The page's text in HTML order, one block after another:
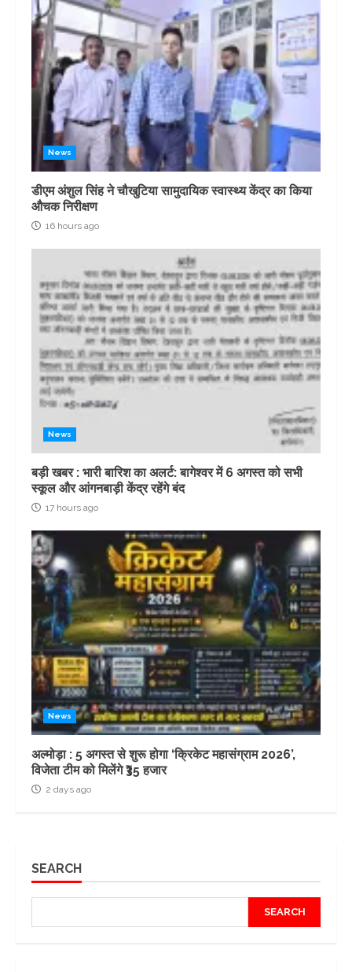
News
डीएम अंशुल सिंह ने चौखुटिया सामुदायिक स्वास्थ्य केंद्र का किया
औचक निरीक्षण
16 hours ago
News
बड़ी खबर : भारी बारिश का अलर्ट: बागेश्वर में 6 अगस्त को सभी
स्कूल और आंगनबाड़ी केंद्र रहेंगे बंद
17 hours ago
News
अल्मोड़ा : 5 अगस्त से शुरू होगा ‘क्रिकेट महासंग्राम 2026’,
विजेता टीम को मिलेंगे ₹35 हजार
2 days ago
SEARCH
SEARCH